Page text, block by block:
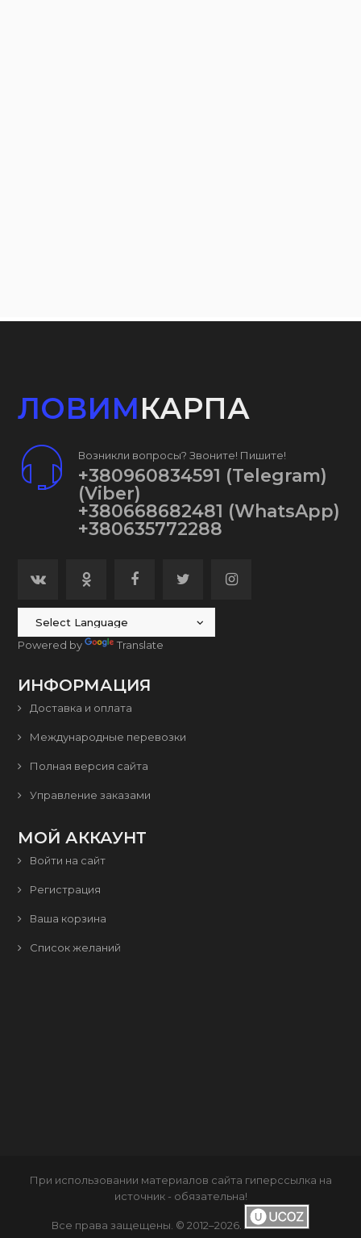
ЛОВИМКАРПА
Возникли вопросы? Звоните! Пишите!
+380960834591 (Telegram)
(Viber)
+380668682481 (WhatsApp)
+380635772288
Powered by Translate
ИНФОРМАЦИЯ
Доставка и оплата
Международные перевозки
Полная версия сайта
Управление заказами
МОЙ АККАУНТ
Войти на сайт
Регистрация
Ваша корзина
Список желаний
При использовании материалов сайта гиперссылка на
источник - обязательна!
Все права защещены. © 2012–2026.